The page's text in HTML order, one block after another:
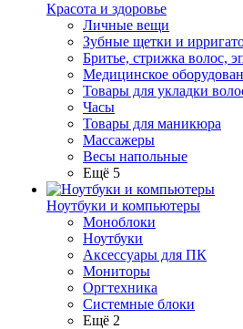
Красота и здоровье
Личные вещи
Зубные щетки и
Бритье, стрижка волос,
Медицинское
Товары для укладки
Часы
Товары для маникюра
Массажеры
Весы напольные
Ещё 5
Ноутбуки и компьютеры
Моноблоки
Ноутбуки
Аксессуары для ПК
Мониторы
Оргтехника
Системные блоки
Ещё 2